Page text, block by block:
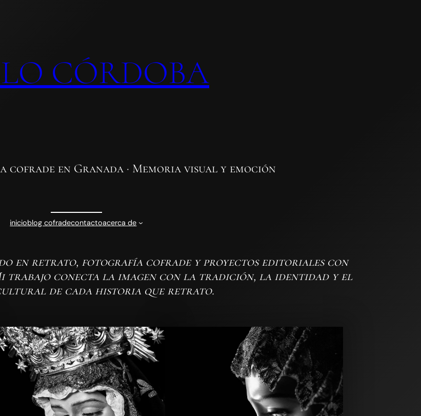
CÓRDOBA
en Granada · Memoria visual y emoción
inicioblog cofradecontactoacerca de
en retrato, fotografía cofrade y proyectos editoriales con
trabajo conecta la imagen con la tradición, la identidad y el
de cada historia que retrato.